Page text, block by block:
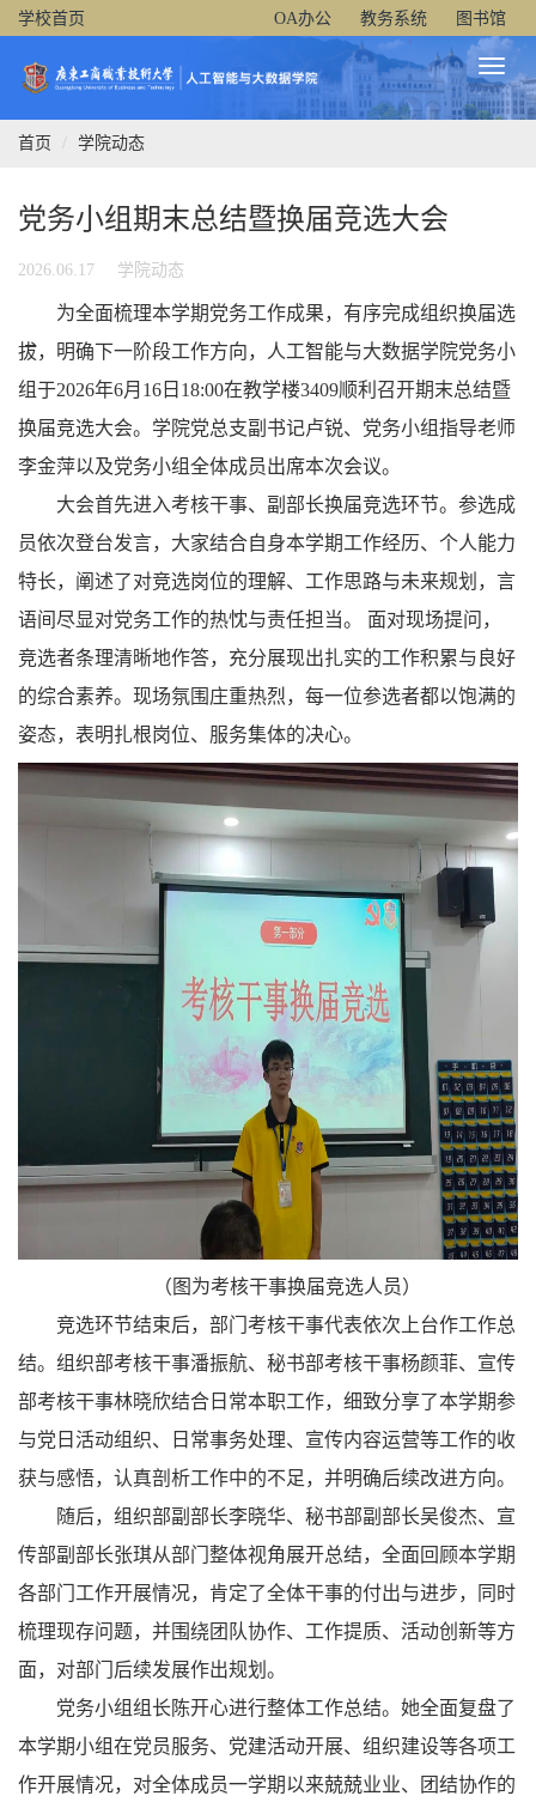
学校首页 OA办公 教务系统 图书馆
Toggle
首页
学院动态
党务小组期末总结暨换届竞选大会
2026.06.17 学院动态
为全面梳理本学期党务工作成果，有序完成组织换届选
拔，明确下一阶段工作方向，人工智能与大数据学院党务小
组于2026年6月16日18:00在教学楼3409顺利召开期末总结暨
换届竞选大会。学院党总支副书记卢锐、党务小组指导老师
李金萍以及党务小组全体成员出席本次会议。
大会首先进入考核干事、副部长换届竞选环节。参选成
员依次登台发言，大家结合自身本学期工作经历、个人能力
特长，阐述了对竞选岗位的理解、工作思路与未来规划，言
语间尽显对党务工作的热忱与责任担当。 面对现场提问，
竞选者条理清晰地作答，充分展现出扎实的工作积累与良好
的综合素养。现场氛围庄重热烈，每一位参选者都以饱满的
姿态，表明扎根岗位、服务集体的决心。
（图为考核干事换届竞选人员）
竞选环节结束后，部门考核干事代表依次上台作工作总
结。组织部考核干事潘振航、秘书部考核干事杨颜菲、宣传
部考核干事林晓欣结合日常本职工作，细致分享了本学期参
与党日活动组织、日常事务处理、宣传内容运营等工作的收
获与感悟，认真剖析工作中的不足，并明确后续改进方向。
随后，组织部副部长李晓华、秘书部副部长吴俊杰、宣
传部副部长张琪从部门整体视角展开总结，全面回顾本学期
各部门工作开展情况，肯定了全体干事的付出与进步，同时
梳理现存问题，并围绕团队协作、工作提质、活动创新等方
面，对部门后续发展作出规划。
党务小组组长陈开心进行整体工作总结。她全面复盘了
本学期小组在党员服务、党建活动开展、组织建设等各项工
作开展情况，对全体成员一学期以来兢兢业业、团结协作的